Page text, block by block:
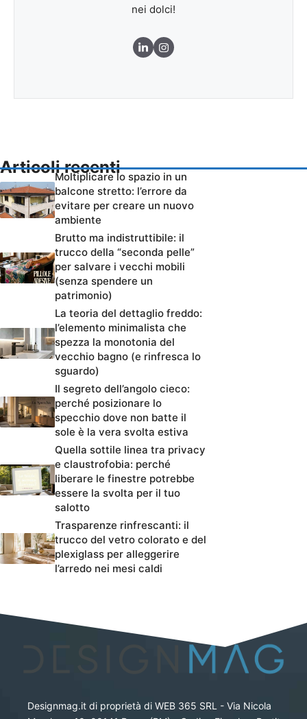
nei dolci!
Articoli recenti
Moltiplicare lo spazio in un
balcone stretto: l’errore da
evitare per creare un nuovo
ambiente
Brutto ma indistruttibile: il
trucco della “seconda pelle”
per salvare i vecchi mobili
(senza spendere un
patrimonio)
La teoria del dettaglio freddo:
l’elemento minimalista che
spezza la monotonia del
vecchio bagno (e rinfresca lo
sguardo)
Il segreto dell’angolo cieco:
perché posizionare lo
specchio dove non batte il
sole è la vera svolta estiva
Quella sottile linea tra privacy
e claustrofobia: perché
liberare le finestre potrebbe
essere la svolta per il tuo
salotto
Trasparenze rinfrescanti: il
trucco del vetro colorato e del
plexiglass per alleggerire
l’arredo nei mesi caldi
Designmag.it di proprietà di WEB 365 SRL - Via Nicola